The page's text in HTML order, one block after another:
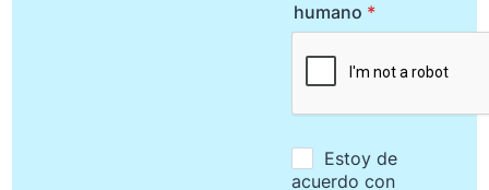
humano *